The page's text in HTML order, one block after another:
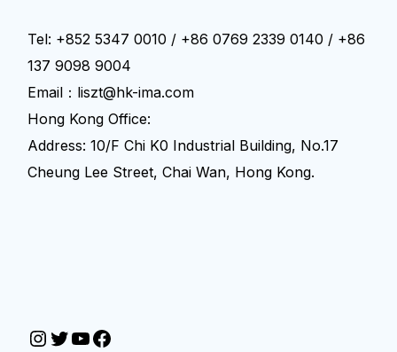
Tel: +852 5347 0010 / +86 0769 2339 0140 / +86
137 9098 9004
Email：liszt@hk-ima.com
Hong Kong Office:
Address: 10/F Chi K0 Industrial Building, No.17
Cheung Lee Street, Chai Wan, Hong Kong.